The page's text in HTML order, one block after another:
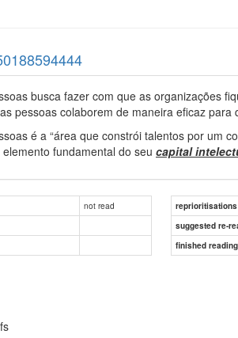
busca fazer com que as organizações
pessoas colaborem de maneira eficaz
é a “área que constrói talentos por um
fundamental do seu capital
not read
reprioritisations
suggested re-
finished